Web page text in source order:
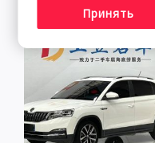
Принять